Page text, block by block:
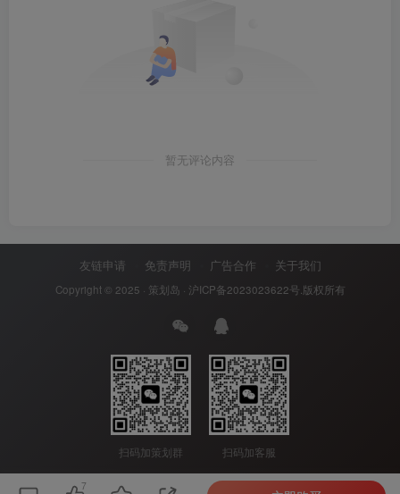
暂无评论内容
友链申请 免责声明 广告合作 关于我们
Copyright © 2025 · 策划岛 · 沪ICP备2023023622号 .版权所有
扫码加策划群 扫码加客服
7